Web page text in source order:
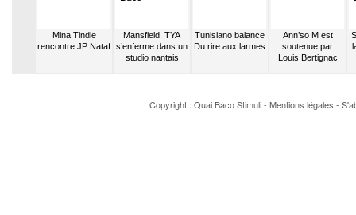
Mina Tindle
rencontre JP Nataf
Mansfield. TYA
s’enferme dans un
studio nantais
Tunisiano balance
Du rire aux larmes
Ann’so M est
soutenue par
Louis Bertignac
Copyright : Quai BacoStimuli- Mentions légales -